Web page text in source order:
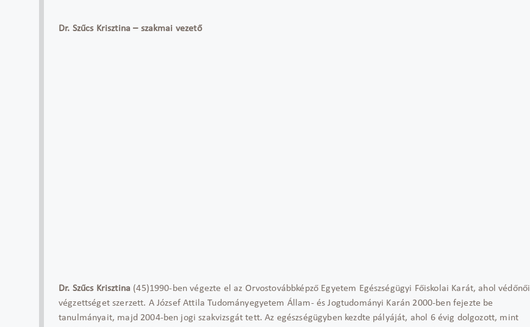
Dr. Szűcs Krisztina – szakmai vezető
Dr. Szűcs Krisztina (45)1990-ben végezte el az Orvostovábbképző Egyetem Egészségügyi Főiskolai Karát, ahol védőnői
végzettséget szerzett. A József Attila Tudományegyetem Állam- és Jogtudományi Karán 2000-ben fejezte be
tanulmányait, majd 2004-ben jogi szakvizsgát tett. Az egészségügyben kezdte pályáját, ahol 6 évig dolgozott, mint